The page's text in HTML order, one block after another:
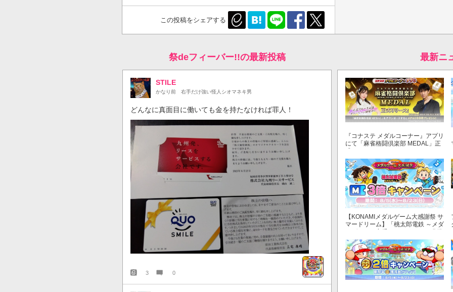
この投稿をシェアする
祭deフィーバー!!の最新投稿
STILE
かなり前 右手だけ強い怪人シオマネキ男
どんなに真面目に働いても金を持たなければ罪人！
3 0
最新ニ
『コナステ メダルコーナー』アプリ
にて「麻雀格闘倶楽部 MEDAL」正
【KONAMIメダルゲーム大感謝祭 サ
マードリーム】「桃太郎電鉄 ～メダ
数が3倍！